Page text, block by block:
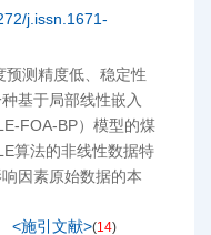
j.issn.1671-
预测精度低、稳定性
基于局部线性嵌入
FOA-BP）模型的煤
算法的非线性数据特
因素原始数据的本
<施引文献>(14)